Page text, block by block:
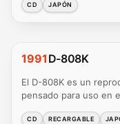
CD JAPÓN
1991 D-808K
El D-808K es un
pensado para uso en
CD RECARGABLE